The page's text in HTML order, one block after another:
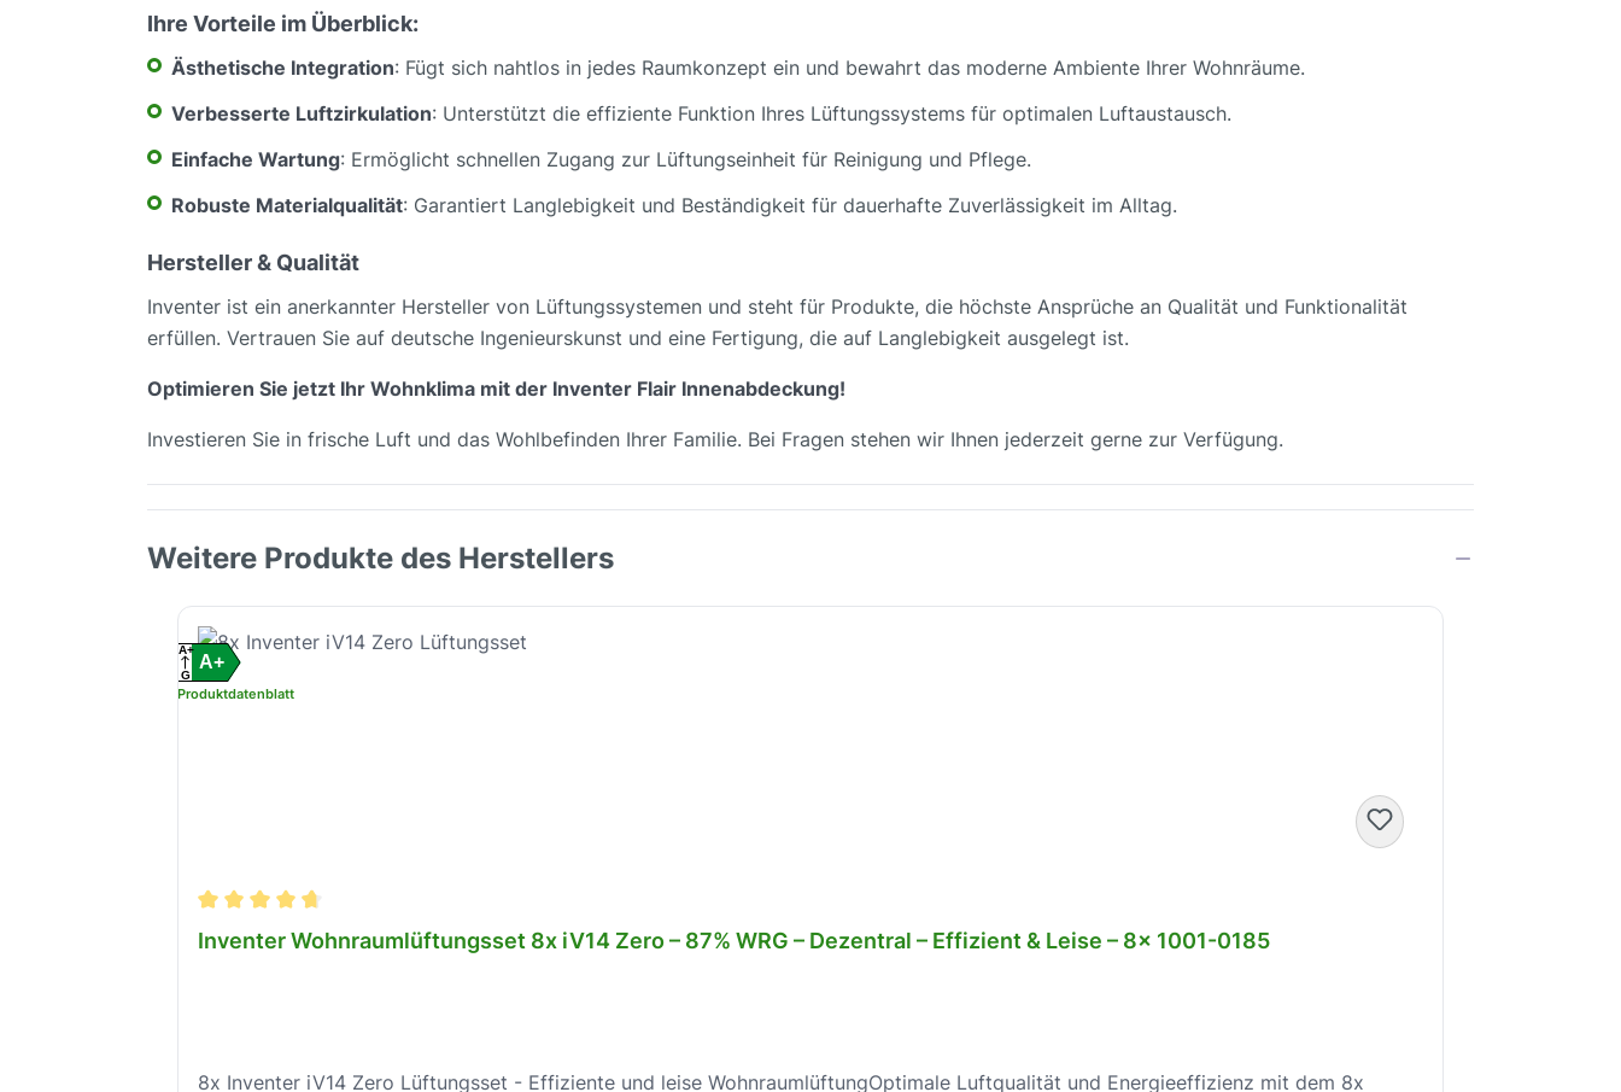
Ihre Vorteile im Überblick:
Ästhetische Integration: Fügt sich nahtlos in jedes Raumkonzept ein und bewahrt das moderne Ambiente Ihrer Wohnräume.
Verbesserte Luftzirkulation: Unterstützt die effiziente Funktion Ihres Lüftungssystems für optimalen Luftaustausch.
Einfache Wartung: Ermöglicht schnellen Zugang zur Lüftungseinheit für Reinigung und Pflege.
Robuste Materialqualität: Garantiert Langlebigkeit und Beständigkeit für dauerhafte Zuverlässigkeit im Alltag.
Hersteller & Qualität
Inventer ist ein anerkannter Hersteller von Lüftungssystemen und steht für Produkte, die höchste Ansprüche an Qualität und Funktionalität
erfüllen. Vertrauen Sie auf deutsche Ingenieurskunst und eine Fertigung, die auf Langlebigkeit ausgelegt ist.
Optimieren Sie jetzt Ihr Wohnklima mit der Inventer Flair Innenabdeckung!
Investieren Sie in frische Luft und das Wohlbefinden Ihrer Familie. Bei Fragen stehen wir Ihnen jederzeit gerne zur Verfügung.
Weitere Produkte des Herstellers
Produktgalerie überspringen
A+
A+
G
Produktdatenblatt
Durchschnittliche Bewertung von 4.8 von 5 Sternen
Inventer Wohnraumlüftungsset 8x iV14 Zero – 87% WRG – Dezentral – Effizient & Leise – 8x 1001-0185
8x Inventer iV14 Zero Lüftungsset - Effiziente und leise WohnraumlüftungOptimale Luftqualität und Energieeffizienz mit dem 8x